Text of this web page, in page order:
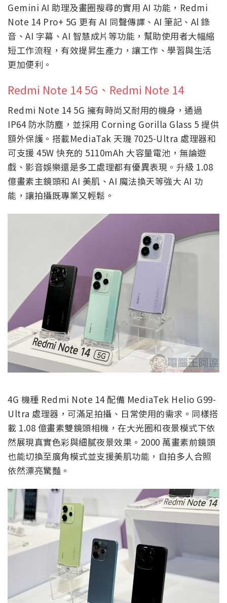
Gemini AI 助理及畫圈搜尋的實用 AI 功能，Redmi
Note 14 Pro+ 5G 更有 AI 同聲傳譯、AI 筆記、Al 錄
音、AI 字幕、AI 智慧成片等功能，幫助使用者大幅縮
短工作流程，有效提昇生產力，讓工作、學習與生活
更加便利。
Redmi Note 14 5G、Redmi Note 14
Redmi Note 14 5G 擁有時尚又耐用的機身，通過
IP64 防水防塵，並採用 Corning Gorilla Glass 5 提供
額外保護。搭載MediaTak 天璣 7025-Ultra 處理器和
可支援 45W 快充的 5110mAh 大容量電池，無論遊
戲、影音娛樂還是多工處理都有優異表現。升級 1.08
億畫素主鏡頭和 AI 美肌、AI 魔法換天等強大 AI 功
能，讓拍攝既專業又輕鬆。
4G 機種 Redmi Note 14 配備 MediaTek Helio G99-
Ultra 處理器，可滿足拍攝、日常使用的需求。同樣搭
載 1.08 億畫素雙鏡頭相機，在大光圈和夜景模式下依
然展現真實色彩與細膩夜景效果。2000 萬畫素前鏡頭
也能切換至廣角模式並支援美肌功能，自拍多人合照
依然漂亮驚豔。